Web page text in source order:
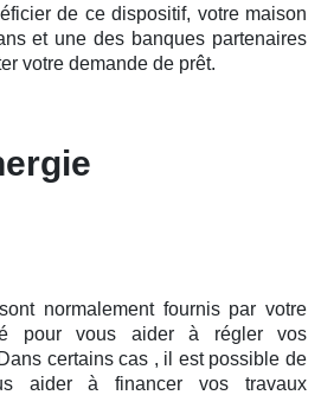
de ce dispositif, votre maison
et une des banques partenaires
votre demande de prêt.
normalement fournis par votre
pour vous aider à régler vos
certains cas , il est possible de
aider à financer vos travaux